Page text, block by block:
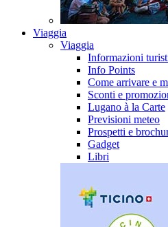
Viaggia
Viaggia
Informazioni
Info Points
Come arrivare e
Sconti e
Lugano à la Carte
Previsioni meteo
Prospetti e
Gadget
Libri